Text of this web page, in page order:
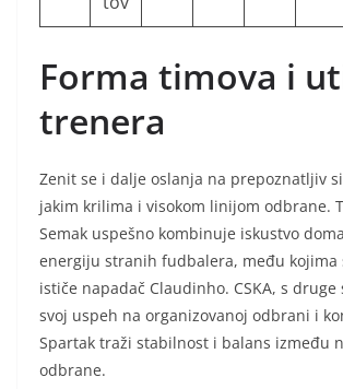
Forma timova i
trenera
Zenit se i dalje oslanja na prepoznatljiv
jakim krilima i visokom linijom odbrane.
Semak uspešno kombinuje iskustvo
energiju stranih fudbalera, među kojima
ističe napadač Claudinho. CSKA, s
svoj uspeh na organizovanoj odbrani i
Spartak traži stabilnost i balans između
odbrane.